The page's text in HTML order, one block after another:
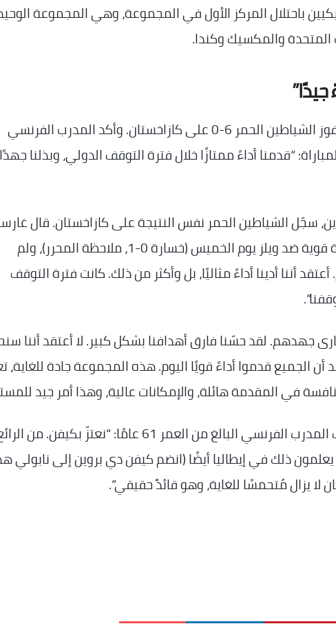
باحتلال المركز الأول في المجموعة، وهي المجموعة
المتحدة والمكسيك وكندا.
كان رودي غارسيا مبتسمًا مساء الأحد بعد فوز الشياطين الحمر 6-0 على كازاخستان. وأكد المدرب الفرنسي
“قدمنا ​​أداءً ممتازًا خلال فترة التوقف الدولي، وبذلنا
فوزهم 0-6 في ليختنشتاين، سجّل الشياطين الحمر نفس النتيجة على كازاخستان. قال
“لم يتوقع أحد ذلك. قدّمت كازاخستان مباراة قوية ضد ويلز يوم الخميس (خسارة 0-1، ملاحظة المحرر)، ولم
أننا أدينا أداءً مثاليًا، بل وأكثر من ذلك. كانت فترة التوقف
جهدهم. لقد حسّنا فارق أهدافنا بشكل كبير. لا أعتقد أننا
أن الجميع قدموا أداءً قويًا اليوم. هذه المجموعة جادة للغاية،
في المقدمة هائلة، والإمكانات عالية، وهذا أمر جيد
سجل كيفن دي بروين هدفين بارزين. وأضاف المدرب الفرنسي البالغ من العمر 61 عامًا: “نعتزّ
يعلمون ذلك في إيطاليا أيضًا (انضم كيفن دي بروين إلى نابولي
يزال مُتحمسًا للغاية، وهو قائدٌ حقيقي”.